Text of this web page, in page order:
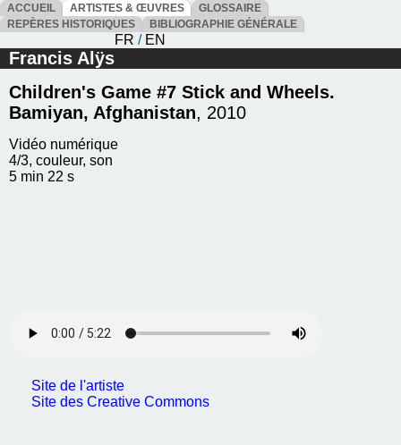
ACCUEIL ARTISTES & ŒUVRES
GLOSSAIRE
REPÈRES HISTORIQUES
BIBLIOGRAPHIE GÉNÉRALE
FR / EN
Francis Alÿs